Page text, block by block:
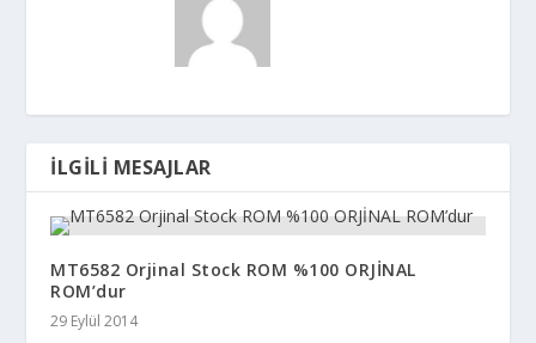
İLGILI MESAJLAR
MT6582 Orjinal Stock ROM %100 ORJİNAL
ROM’dur
29 Eylül 2014